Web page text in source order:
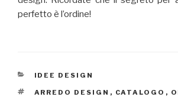
perfetto è l’ordine!
CATEGORIE
IDEE DESIGN
TAG
ARREDO DESIGN , CATALOGO ,